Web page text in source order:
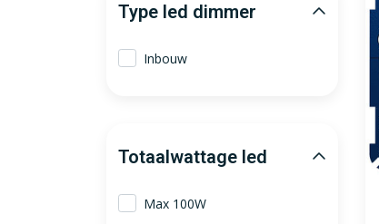
Type led dimmer
Inbouw
Totaalwattage led
Max 100W